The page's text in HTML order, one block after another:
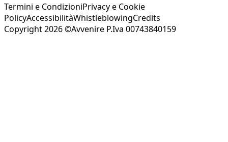
Termini e CondizioniPrivacy e Cookie
PolicyAccessibilitàWhistleblowingCredits
Copyright 2026 ©Avvenire P.Iva 00743840159